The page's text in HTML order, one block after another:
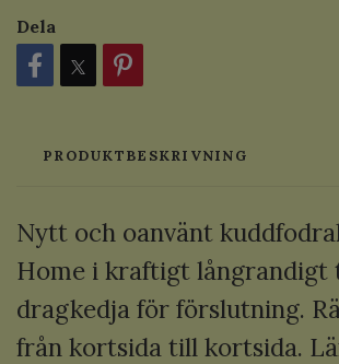
Dela
PRODUKTBESKRIVNING
Nytt och oanvänt
Home i kraftigt långrandigt
dragkedja för förslutning.
från kortsida till kortsida.